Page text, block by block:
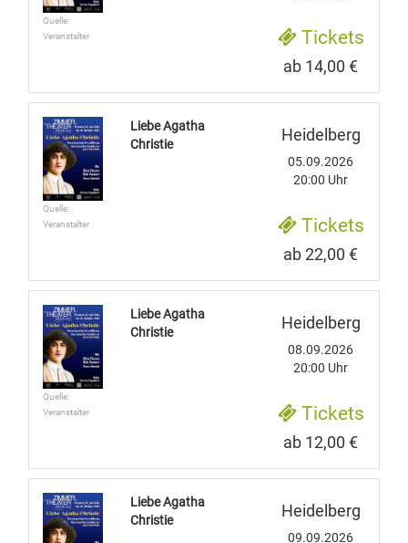
Quelle:
Veranstalter
Tickets
ab 14,00 €
Quelle:
Veranstalter
Liebe Agatha
Christie
Heidelberg
05.09.2026
20:00 Uhr
Tickets
ab 22,00 €
Quelle:
Veranstalter
Liebe Agatha
Christie
Heidelberg
08.09.2026
20:00 Uhr
Tickets
ab 12,00 €
Liebe Agatha
Christie
Heidelberg
09.09.2026